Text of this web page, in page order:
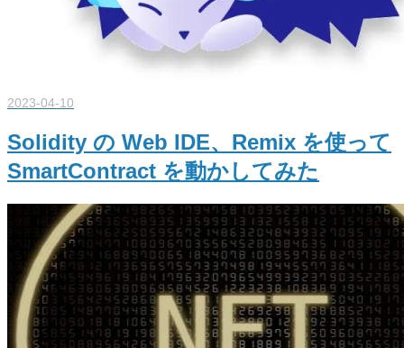
2023-04-10
Solidity の Web IDE、Remix を使って
SmartContract を動かしてみた